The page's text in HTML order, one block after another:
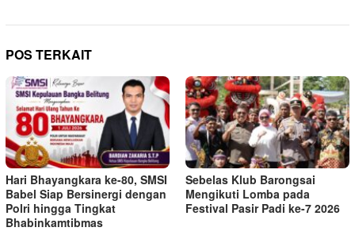
POS TERKAIT
Hari Bhayangkara ke-80, SMSI
Babel Siap Bersinergi dengan
Polri hingga Tingkat
Bhabinkamtibmas
Sebelas Klub Barongsai
Mengikuti Lomba pada
Festival Pasir Padi ke-7 2026